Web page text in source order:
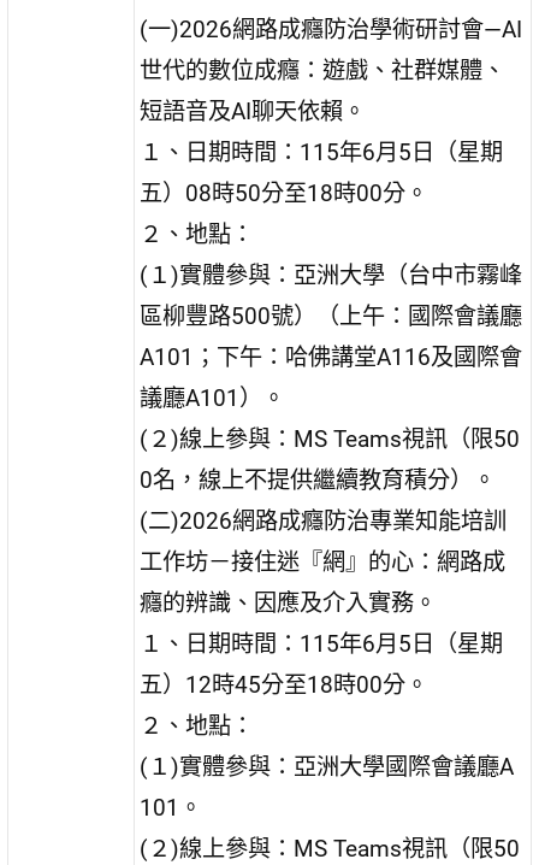
(一)2026網路成癮防治學術研討會—AI
世代的數位成癮：遊戲、社群媒體、
短語音及AI聊天依賴。
１、日期時間：115年6月5日（星期
五）08時50分至18時00分。
２、地點：
(１)實體參與：亞洲大學（台中市霧峰
區柳豐路500號）（上午：國際會議廳
A101；下午：哈佛講堂A116及國際會
議廳A101）。
(２)線上參與：MS Teams視訊（限50
0名，線上不提供繼續教育積分）。
(二)2026網路成癮防治專業知能培訓
工作坊－接住迷『網』的心：網路成
癮的辨識、因應及介入實務。
１、日期時間：115年6月5日（星期
五）12時45分至18時00分。
２、地點：
(１)實體參與：亞洲大學國際會議廳A
101。
(２)線上參與：MS Teams視訊（限50